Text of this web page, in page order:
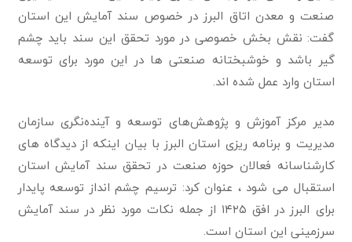
صنعت و معدن اتاق البرز در خصوص سند آمایش این استان
گفت: نقش بخش خصوصی در مورد تحقق این سند باید چشم
گیر باشد و خوشبختانه صنعتی ها در این مورد برای توسعه
استان وارد عمل شده اند.
مدير مركز آموزش و پژوهش‌های توسعه و آينده‌نگری سازمان
مديريت و برنامه ريزی استان البرز با بیان اینکه از دیدگاه های
کارشناسانه فعالان حوزه صنعت در تحقق سند آمایش استان
استقبال می شود ، عنوان کرد: ترسیم چشم انداز توسعه پایدار
برای البرز در افق ۱۴۲۵ از جمله نکات مورد نظر در سند آمایش
سرزمینی این استان است.